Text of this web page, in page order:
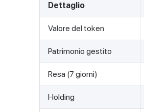
Dettaglio
Valore del token
Patrimonio gestito
Resa (7 giorni)
Holding